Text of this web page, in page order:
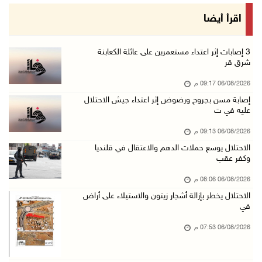
الاحتلال يدمّر بيت الزوجية قبل ساعات من الزفا ...
إصابتان بالرصاص والاعتداء خلال اقتحام الاحتلا ...
06/آب/2026 06:56 م
الاحتلال يسلم جثمان الشهيد علاء صبيح من قرية ...
06/آب/2026 06:38 م
دودين والتميمي يسلمان قرار تخصيص أرض لصالح مد ...
بيت لحم: حجاوي يتفقد بلدة نحالين ويطلع على اح ...
06/آب/2026 06:13 م
الاحتلال يغلق محيط دوار الزايد ويقتحم محال تج ...
اقرأ أيضا
‏3 إصابات إثر اعتداء مستعمرين على عائلة الكعابنة
شرق قر
06/08/2026 09:17 م
إصابة مسن بجروح ورضوض إثر اعتداء جيش الاحتلال
عليه في ت
06/08/2026 09:13 م
الاحتلال يوسع حملات الدهم والاعتقال في قلنديا
وكفر عقب
06/08/2026 08:06 م
الاحتلال يخطر بإزالة أشجار زيتون والاستيلاء على أراض
في
06/08/2026 07:53 م